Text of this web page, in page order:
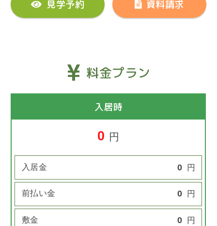
見学予約 資料請求
料金プラン
入居時
0 円
入居金 0 円
前払い金 0 円
敷金 0 円